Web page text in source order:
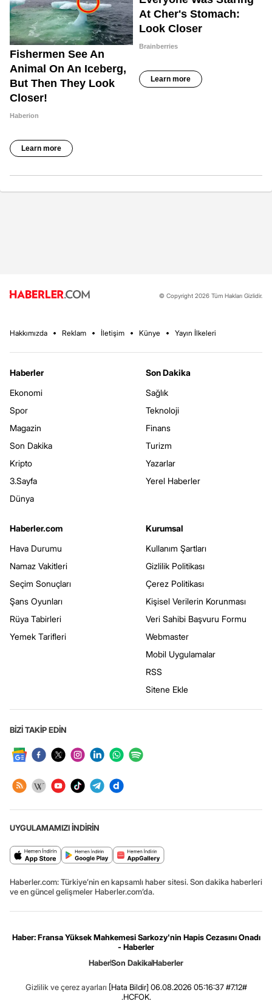
© Copyright 2026 Tüm Hakları Gizlidir.
Hakkımızda Reklam İletişim Künye Yayın İlkeleri
Haberler
Ekonomi
Spor
Magazin
Son Dakika
Kripto
3.Sayfa
Dünya
Son Dakika
Sağlık
Teknoloji
Finans
Turizm
Yazarlar
Yerel Haberler
Haberler.com
Hava Durumu
Namaz Vakitleri
Seçim Sonuçları
Şans Oyunları
Rüya Tabirleri
Yemek Tarifleri
Kurumsal
Kullanım Şartları
Gizlilik Politikası
Çerez Politikası
Kişisel Verilerin Korunması
Veri Sahibi Başvuru Formu
Webmaster
Mobil Uygulamalar
RSS
Sitene Ekle
BİZİ TAKİP EDİN
UYGULAMAMIZI İNDİRİN
Haberler.com: Türkiye’nin en kapsamlı haber sitesi. Son dakika haberleri
ve en güncel gelişmeler Haberler.com’da.
Haber: Fransa Yüksek Mahkemesi Sarkozy'nin Hapis Cezasını Onadı
- Haberler
HaberSon DakikaHaberler
Gizlilik ve çerez ayarları [Hata Bildir] 06.08.2026 05:16:37 #7.12#
.HCFOK.